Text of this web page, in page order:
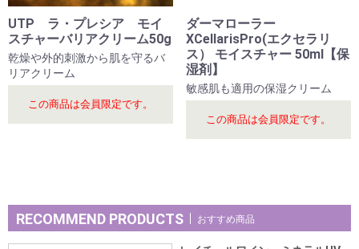
UTP ラ・プレシア モイ
スチャーバリアクリーム50g
乾燥や外的刺激から肌を守るバ
リアクリーム
この商品は会員限定です。
ダーマローラー
XCellarisPro(エクセラリ
ス） モイスチャー 50ml【保
湿剤】
敏感肌も適用の保湿クリーム
この商品は会員限定です。
RECOMMEND PRODUCTS おすすめ商品